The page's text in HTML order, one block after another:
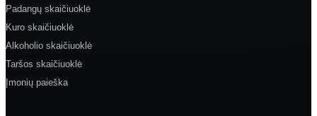
Padangų skaičiuoklė
Kuro skaičiuoklė
Alkoholio skaičiuoklė
Taršos skaičiuoklė
Įmonių paieška